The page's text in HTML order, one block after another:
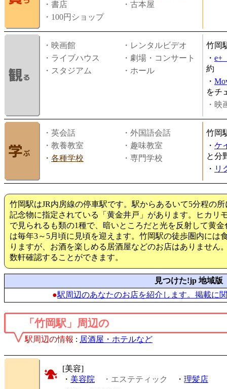
・書店
・古本屋
・100円ショップ
・映画館
・レンタルビデオ
・ライブハウス
・劇場・コンサート
・スタジアム
・ホール
竹岡
・ e+
約
・
をチ
・映
・英会話
・外国語会話
・教養教室
・趣味教室
・ 各種学校 ・専門学校
竹岡
・ ケ
と分
・ リ
竹岡駅はJR内房線の停車駅です。駅からあるいて5分程の
記念物に指定されている「黄金井戸」があります。ヒカリ
で見られるも類の1種で、暗いところだと光を反射して黄
は毎年3～5月頃に見頃を迎えます。竹岡駅の徒歩圏内には
りますが、お酒を楽しめる居酒屋などのお店はありません
数軒確認することができます。
見つけた!jp 地域版
●駅周辺のあなたのお店を紹介します。掲載に
「竹岡駅」周辺の
駅周辺の情報 : 居酒屋・ホテルなど
[美容]
・ 美容院 ・エステティック ・ 理髪店